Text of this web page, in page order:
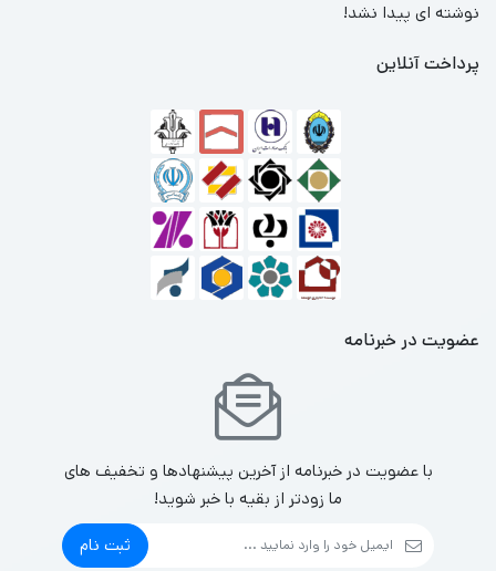
نوشته ای پیدا نشد!
پرداخت آنلاین
عضویت در خبرنامه
با عضویت در خبرنامه از آخرین پیشنهادها و تخفیف های
ما زودتر از بقیه با خبر شوید!
ثبت نام